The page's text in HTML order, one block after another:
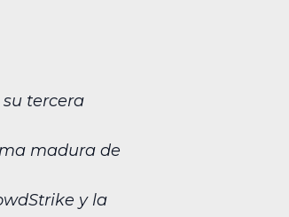
tercera
madura de
y la